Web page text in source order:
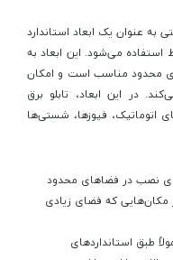
به عنوان یک ابعاد استاندارد
می‌شود. این ابعاد به
محدود مناسب است و امکان
در این ابعاد، تابلو برق
اتوماتیک، فیوزها، شستی‌ها
برای نصب در فضاهای محدود
مکان‌هایی که فضای زیادی
طبق استانداردهای